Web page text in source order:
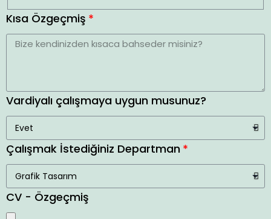
Kısa Özgeçmiş
Vardiyalı çalışmaya uygun musunuz?
Çalışmak İstediğiniz Departman
CV - Özgeçmiş